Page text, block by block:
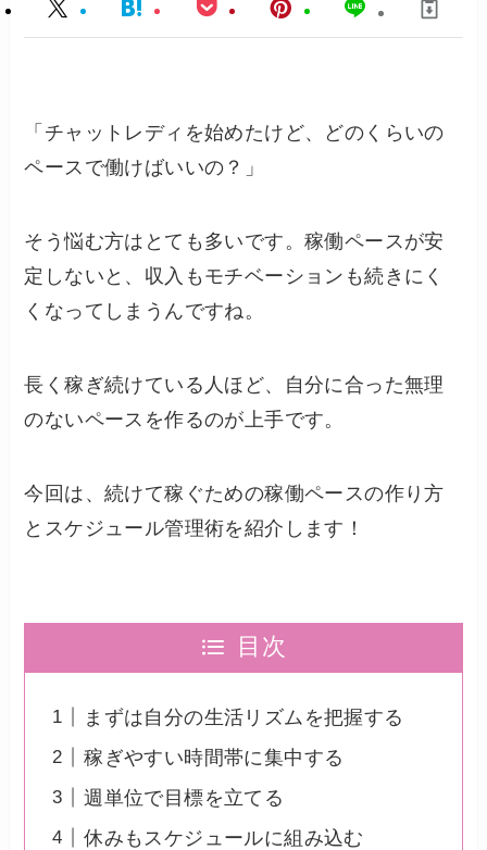
「チャットレディを始めたけど、どのくらいの
ペースで働けばいいの？」
そう悩む方はとても多いです。稼働ペースが安
定しないと、収入もモチベーションも続きにく
くなってしまうんですね。
長く稼ぎ続けている人ほど、自分に合った無理
のないペースを作るのが上手です。
今回は、続けて稼ぐための稼働ペースの作り方
とスケジュール管理術を紹介します！
目次
まずは自分の生活リズムを把握する
稼ぎやすい時間帯に集中する
週単位で目標を立てる
休みもスケジュールに組み込む